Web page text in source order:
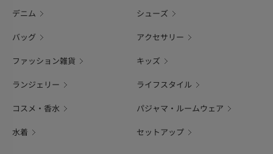
デニム シューズ
バッグ アクセサリー
ファッション雑貨 キッズ
ランジェリー ライフスタイル
コスメ・香水 パジャマ・ルームウェア
水着 セットアップ